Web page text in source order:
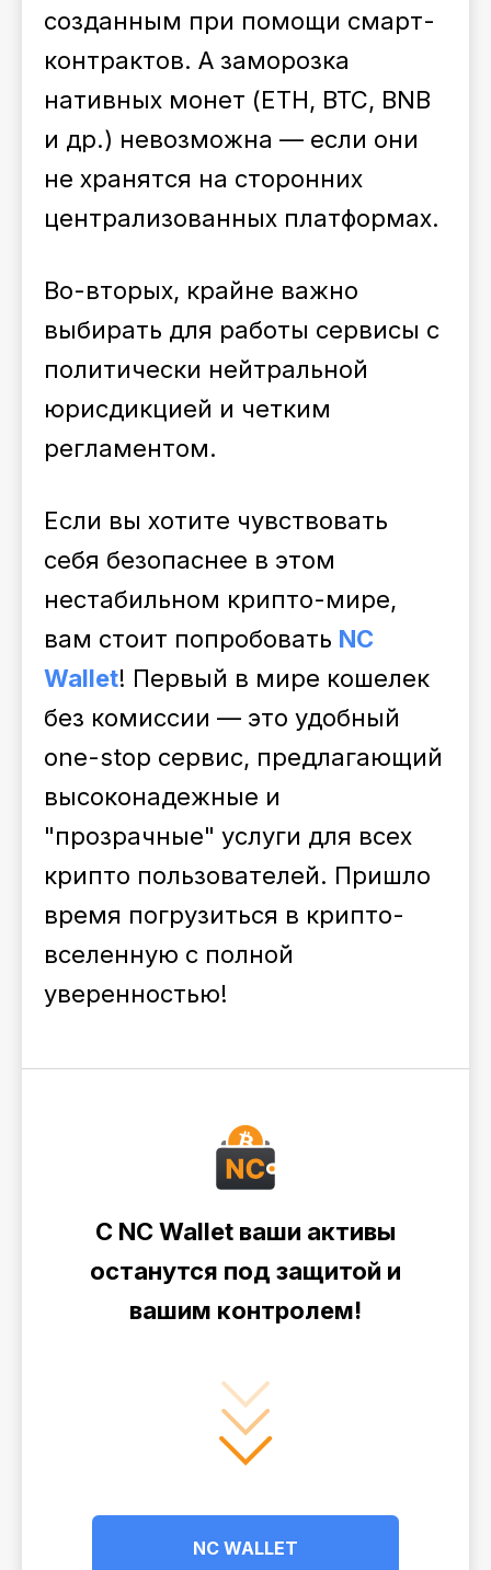
созданным при помощи смарт-
контрактов. А заморозка
нативных монет (ETH, BTC, BNB
и др.) невозможна — если они
не хранятся на сторонних
централизованных платформах.
Во-вторых, крайне важно
выбирать для работы сервисы с
политически нейтральной
юрисдикцией и четким
регламентом.
Если вы хотите чувствовать
себя безопаснее в этом
нестабильном крипто-мире,
вам стоит попробовать NC
Wallet! Первый в мире кошелек
без комиссии — это удобный
one-stop сервис, предлагающий
высоконадежные и
"прозрачные" услуги для всех
крипто пользователей. Пришло
время погрузиться в крипто-
вселенную с полной
уверенностью!
С NC Wallet ваши активы
останутся под защитой и
вашим контролем!
NC WALLET